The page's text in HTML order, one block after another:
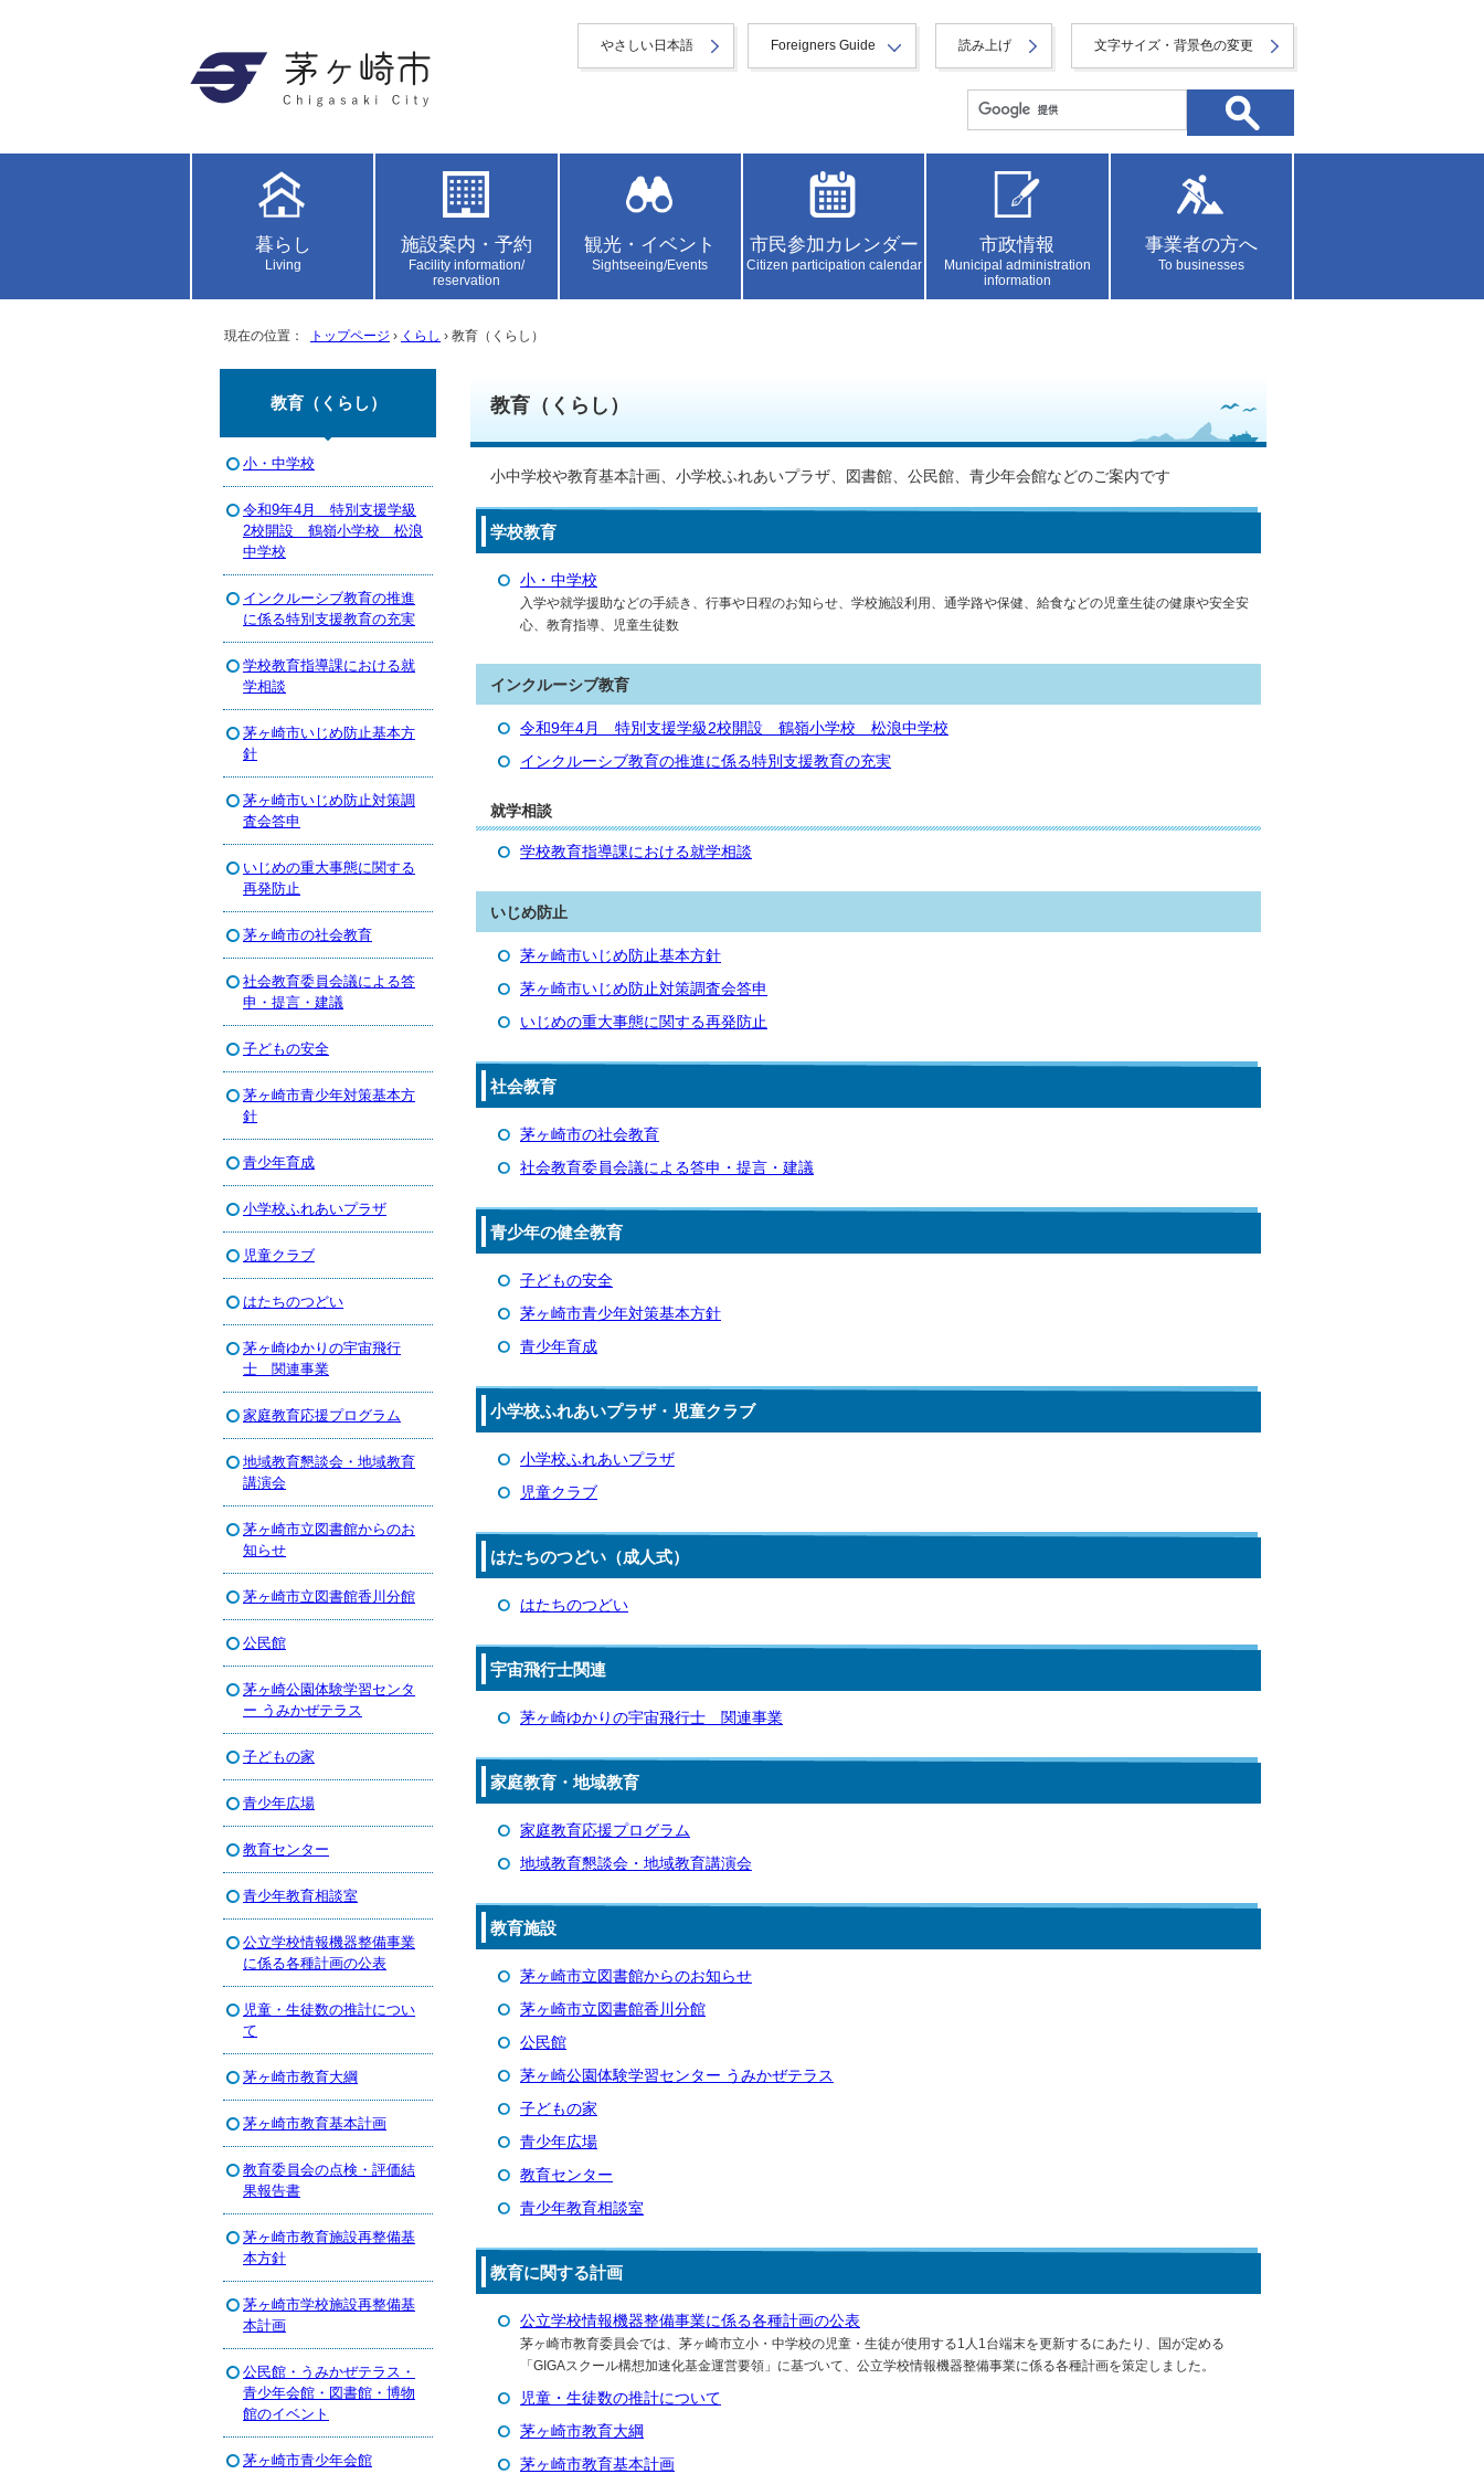
やさしい日本語 Foreigners Guide 読み上げ 文字サイズ・背景色の変更
暮らし
Living
施設案内・予約
Facility information/
reservation
観光・イベント
Sightseeing/Events
市民参加カレンダー
Citizen participation calendar
市政情報
Municipal administration
information
事業者の方へ
To businesses
現在の位置： トップページ › くらし › 教育（くらし）
教育（くらし）
小中学校や教育基本計画、小学校ふれあいプラザ、図書館、公民館、青少年会館などのご案内です
学校教育
小・中学校
入学や就学援助などの手続き、行事や日程のお知らせ、学校施設利用、通学路や保健、給食などの児童生徒の健康や安全安
心、教育指導、児童生徒数
インクルーシブ教育
令和9年4月 特別支援学級2校開設 鶴嶺小学校 松浪中学校
インクルーシブ教育の推進に係る特別支援教育の充実
就学相談
学校教育指導課における就学相談
いじめ防止
茅ヶ崎市いじめ防止基本方針
茅ヶ崎市いじめ防止対策調査会答申
いじめの重大事態に関する再発防止
社会教育
茅ヶ崎市の社会教育
社会教育委員会議による答申・提言・建議
青少年の健全教育
子どもの安全
茅ヶ崎市青少年対策基本方針
青少年育成
小学校ふれあいプラザ・児童クラブ
小学校ふれあいプラザ
児童クラブ
はたちのつどい（成人式）
はたちのつどい
宇宙飛行士関連
茅ヶ崎ゆかりの宇宙飛行士 関連事業
家庭教育・地域教育
家庭教育応援プログラム
地域教育懇談会・地域教育講演会
教育施設
茅ヶ崎市立図書館からのお知らせ
茅ヶ崎市立図書館香川分館
公民館
茅ヶ崎公園体験学習センター うみかぜテラス
子どもの家
青少年広場
教育センター
青少年教育相談室
教育に関する計画
公立学校情報機器整備事業に係る各種計画の公表
茅ヶ崎市教育委員会では、茅ヶ崎市立小・中学校の児童・生徒が使用する1人1台端末を更新するにあたり、国が定める
「GIGAスクール構想加速化基金運営要領」に基づいて、公立学校情報機器整備事業に係る各種計画を策定しました。
児童・生徒数の推計について
茅ヶ崎市教育大綱
茅ヶ崎市教育基本計画
教育（くらし）
小・中学校
令和9年4月 特別支援学級
2校開設 鶴嶺小学校 松浪
中学校
インクルーシブ教育の推進
に係る特別支援教育の充実
学校教育指導課における就
学相談
茅ヶ崎市いじめ防止基本方
針
茅ヶ崎市いじめ防止対策調
査会答申
いじめの重大事態に関する
再発防止
茅ヶ崎市の社会教育
社会教育委員会議による答
申・提言・建議
子どもの安全
茅ヶ崎市青少年対策基本方
針
青少年育成
小学校ふれあいプラザ
児童クラブ
はたちのつどい
茅ヶ崎ゆかりの宇宙飛行
士 関連事業
家庭教育応援プログラム
地域教育懇談会・地域教育
講演会
茅ヶ崎市立図書館からのお
知らせ
茅ヶ崎市立図書館香川分館
公民館
茅ヶ崎公園体験学習センタ
ー うみかぜテラス
子どもの家
青少年広場
教育センター
青少年教育相談室
公立学校情報機器整備事業
に係る各種計画の公表
児童・生徒数の推計につい
て
茅ヶ崎市教育大綱
茅ヶ崎市教育基本計画
教育委員会の点検・評価結
果報告書
茅ヶ崎市教育施設再整備基
本方針
茅ヶ崎市学校施設再整備基
本計画
公民館・うみかぜテラス・
青少年会館・図書館・博物
館のイベント
茅ヶ崎市青少年会館